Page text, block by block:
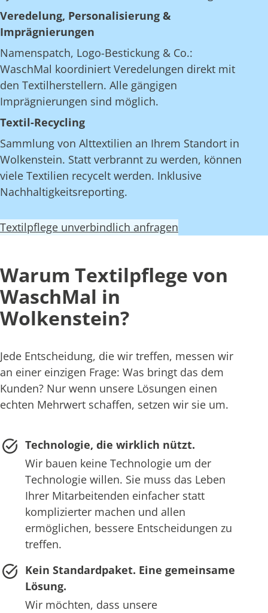
Veredelung, Personalisierung &
Imprägnierungen
Namenspatch, Logo-Bestickung & Co.:
WaschMal koordiniert Veredelungen direkt mit
den Textilherstellern. Alle gängigen
Imprägnierungen sind möglich.
Textil-Recycling
Sammlung von Alttextilien an Ihrem Standort in
Wolkenstein. Statt verbrannt zu werden, können
viele Textilien recycelt werden. Inklusive
Nachhaltigkeitsreporting.
Textilpflege unverbindlich anfragen
Warum Textilpflege von
WaschMal in
Wolkenstein?
Jede Entscheidung, die wir treffen, messen wir
an einer einzigen Frage: Was bringt das dem
Kunden? Nur wenn unsere Lösungen einen
echten Mehrwert schaffen, setzen wir sie um.
Technologie, die wirklich nützt.
Wir bauen keine Technologie um der
Technologie willen. Sie muss das Leben
Ihrer Mitarbeitenden einfacher statt
komplizierter machen und allen
ermöglichen, bessere Entscheidungen zu
treffen.
Kein Standardpaket. Eine gemeinsame
Lösung.
Wir möchten, dass unsere